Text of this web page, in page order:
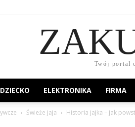
Twój portal
DZIECKO ELEKTRONIKA FIRMA
Świeże jaja Historia jajka – jak